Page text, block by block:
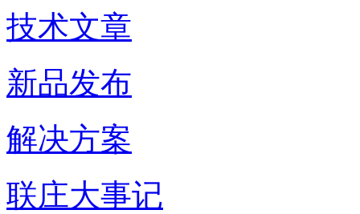
技术文章
新品发布
解决方案
联庄大事记